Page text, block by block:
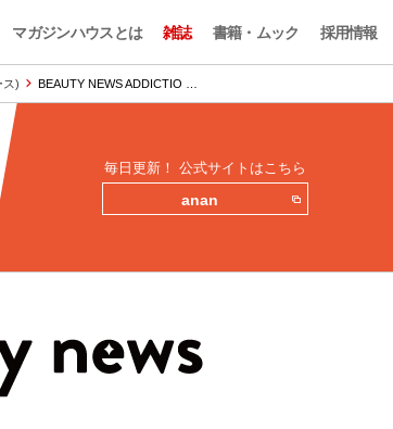
マガジンハウスとは 雑誌 書籍・ムック 採用情報
ス) BEAUTY NEWS ADDICTIO …
毎日更新！ 公式サイトはこちら
anan